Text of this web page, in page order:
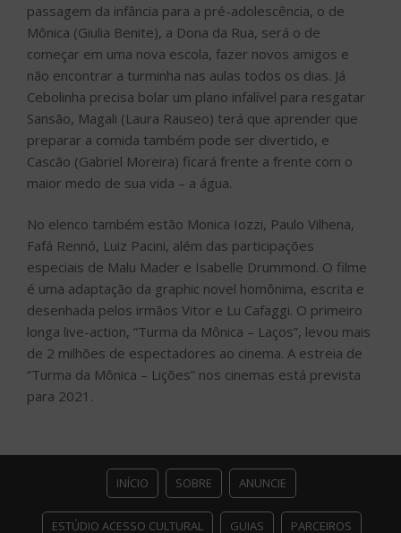
passagem da infância para a pré-adolescência, o de
Mônica (Giulia Benite), a Dona da Rua, será o de
começar em uma nova escola, fazer novos amigos e
não encontrar a turminha nas aulas todos os dias. Já
Cebolinha precisa bolar um plano infalível para resgatar
Sansão, Magali (Laura Rauseo) terá que aprender que
preparar a comida também pode ser divertido, e
Cascão (Gabriel Moreira) ficará frente a frente com o
maior medo de sua vida – a água.
No elenco também estão Monica Iozzi, Paulo Vilhena,
Fafá Rennó, Luiz Pacini, além das participações
especiais de Malu Mader e Isabelle Drummond. O filme
é uma adaptação da graphic novel homônima, escrita e
desenhada pelos irmãos Vitor e Lu Cafaggi. O primeiro
longa live-action, “Turma da Mônica – Laços”, levou mais
de 2 milhões de espectadores ao cinema. A estreia de
“Turma da Mônica – Lições” nos cinemas está prevista
para 2021.
INÍCIO SOBRE ANUNCIE
ESTÚDIO ACESSO CULTURAL GUIAS PARCEIROS